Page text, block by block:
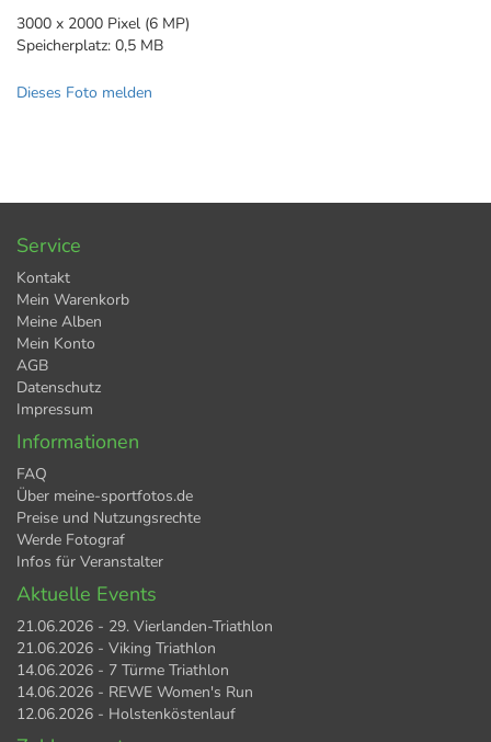
3000 x 2000 Pixel (6 MP)
Speicherplatz: 0,5 MB
Dieses Foto melden
Service
Kontakt
Mein Warenkorb
Meine Alben
Mein Konto
AGB
Datenschutz
Impressum
Informationen
FAQ
Über meine-sportfotos.de
Preise und Nutzungsrechte
Werde Fotograf
Infos für Veranstalter
Aktuelle Events
21.06.2026 - 29. Vierlanden-Triathlon
21.06.2026 - Viking Triathlon
14.06.2026 - 7 Türme Triathlon
14.06.2026 - REWE Women's Run
12.06.2026 - Holstenköstenlauf